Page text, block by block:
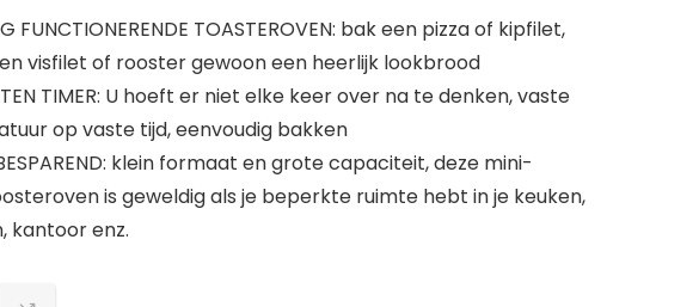
FUNCTIONERENDE TOASTEROVEN: bak een pizza of kipfilet,
visfilet of rooster gewoon een heerlijk lookbrood
TIMER: U hoeft er niet elke keer over na te denken, vaste
op vaste tijd, eenvoudig bakken
klein formaat en grote capaciteit, deze mini-
is geweldig als je beperkte ruimte hebt in je keuken,
kantoor enz.